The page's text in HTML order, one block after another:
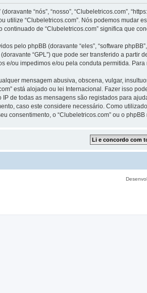
“nós”, “nosso”, “Clubeletricos.com”,
utilize “Clubeletricos.com”. Nós podemos mudar
continuado de “Clubeletricos.com” significa que
pelo phpBB (doravante “eles”, “software
(doravante “GPL”) que pode ser transferido a partir
e/ou impedimos e/ou pela conduta permitida.
mensagem abusiva, obscena, vulgar,
está alojado ou lei Internacional. Fazer isso
IP de todas as mensagens são registados para
caso este considere necessário. Como
consentimento, o “Clubeletricos.com” ou o